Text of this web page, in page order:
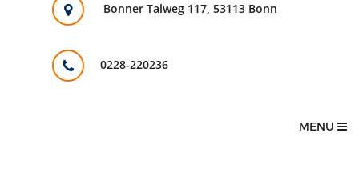
Bonner Talweg 117, 53113 Bonn
0228-220236
MENU